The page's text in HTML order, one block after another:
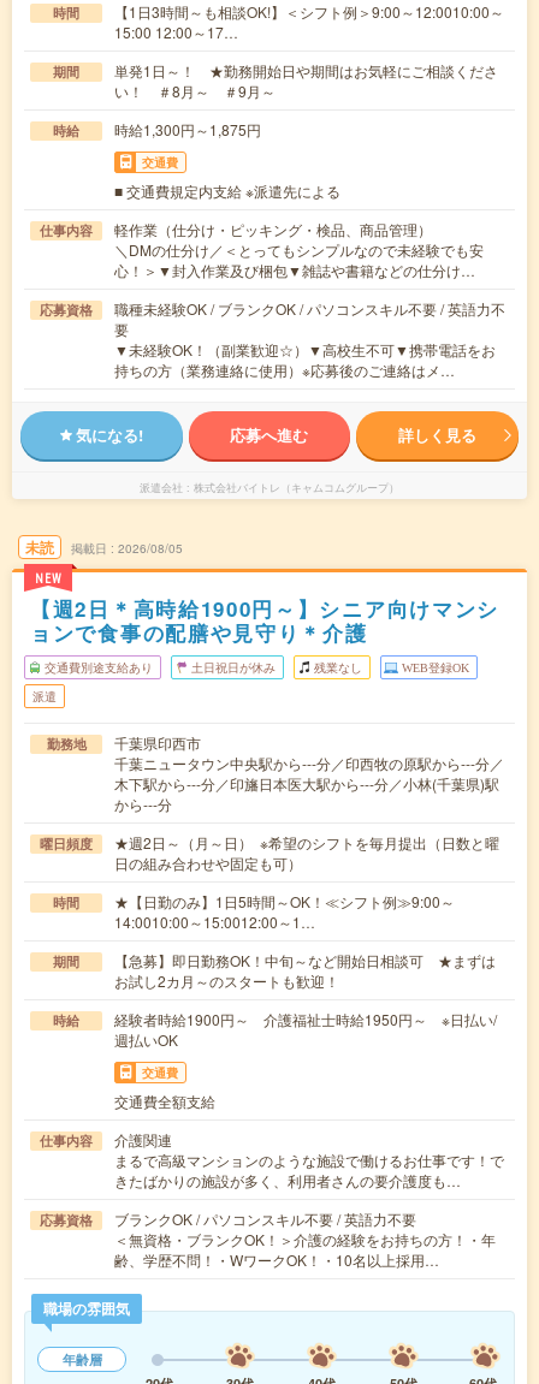
時間
【1日3時間～も相談OK!】＜シフト例＞9:00～12:0010:00～
15:00 12:00～17…
期間
単発1日～！ ★勤務開始日や期間はお気軽にご相談くださ
い！ ＃8月～ ＃9月～
時給 時給1,300円～1,875円
交通費
■ 交通費規定内支給 ※派遣先による
仕事内容
軽作業（仕分け・ピッキング・検品、商品管理）
＼DMの仕分け／＜とってもシンプルなので未経験でも安
心！＞▼封入作業及び梱包▼雑誌や書籍などの仕分け…
応募資格
職種未経験OK / ブランクOK / パソコンスキル不要 / 英語力不
要
▼未経験OK！（副業歓迎☆）▼高校生不可▼携帯電話をお
持ちの方（業務連絡に使用）※応募後のご連絡はメ…
気になる! 応募へ進む 詳しく見る
派遣会社 株式会社バイトレ（キャムコムグループ）
未読
NEW
掲載日 2026/08/05
【週2日＊高時給1900円～】シニア向けマンシ
ョンで食事の配膳や見守り＊介護
交通費別途支給あり 土日祝日が休み 残業なし WEB登録OK
派遣
勤務地
千葉県印西市
千葉ニュータウン中央駅から---分／印西牧の原駅から---分／
木下駅から---分／印旛日本医大駅から---分／小林(千葉県)駅
から---分
曜日頻度
★週2日～（月～日） ※希望のシフトを毎月提出（日数と曜
日の組み合わせや固定も可）
時間
★【日勤のみ】1日5時間～OK！≪シフト例≫9:00～
14:0010:00～15:0012:00～1…
期間
【急募】即日勤務OK！中旬～など開始日相談可 ★まずは
お試し2カ月～のスタートも歓迎！
時給
経験者時給1900円～ 介護福祉士時給1950円～ ※日払い/
週払いOK
交通費
交通費全額支給
仕事内容
介護関連
まるで高級マンションのような施設で働けるお仕事です！で
きたばかりの施設が多く、利用者さんの要介護度も…
応募資格
ブランクOK / パソコンスキル不要 / 英語力不要
＜無資格・ブランクOK！＞介護の経験をお持ちの方！・年
齢、学歴不問！・WワークOK！・10名以上採用…
職場の雰囲気
年齢層